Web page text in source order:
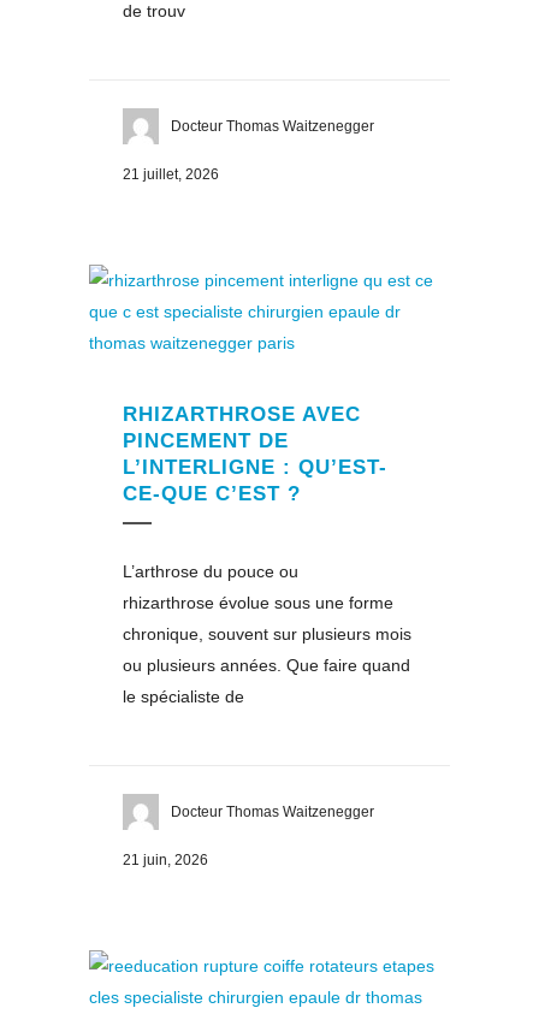
de trouv
Docteur Thomas Waitzenegger
21 juillet, 2026
RHIZARTHROSE AVEC
PINCEMENT DE
L’INTERLIGNE : QU’EST-
CE-QUE C’EST ?
L’arthrose du pouce ou
rhizarthrose évolue sous une forme
chronique, souvent sur plusieurs mois
ou plusieurs années. Que faire quand
le spécialiste de
Docteur Thomas Waitzenegger
21 juin, 2026